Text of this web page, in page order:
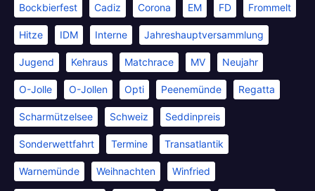
Bockbierfest Cadiz Corona EM FD Frommelt
Hitze IDM Interne Jahreshauptversammlung
Jugend Kehraus Matchrace MV Neujahr
O-Jolle O-Jollen Opti Peenemünde Regatta
Scharmützelsee Schweiz Seddinpreis
Sonderwettfahrt Termine Transatlantik
Warnemünde Weihnachten Winfried